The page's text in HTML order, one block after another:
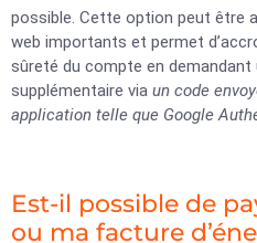
possible. Cette option peut être
web importants et permet
sûreté du compte en
supplémentaire via un code
application telle que Google
Est-il possible de
ou ma facture